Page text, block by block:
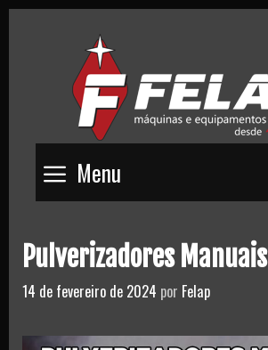
Menu
Pulverizadores Manuais
14 de fevereiro de 2024 por Felap